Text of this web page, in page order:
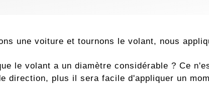
une voiture et tournons le volant, nous
le volant a un diamètre considérable ? Ce
direction, plus il sera facile d'appliquer un